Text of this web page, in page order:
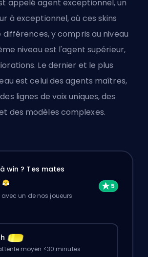
appelé agent exceptionnel, un
à exceptionnel, où ces skins
y compris au niveau
niveau est l'agent supérieur,
Le dernier et le plus
est celui des agents maîtres,
lignes de voix uniques, des
des modèles complexes.
win ? Tes mates
avec un de nos joueurs
moyen <30 minutes